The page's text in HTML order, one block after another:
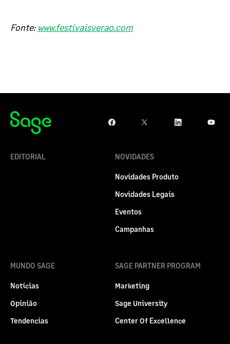
Fonte: www.festivaisverao.com
EDITORIAL NOVIDADES
Novidades Produto
Novidades Legais
Eventos
Campanhas
MUNDO SAGE
Notícias
Opinião
Tendencias
SAGE PARTNER PROGRAM
Marketing
Sage University
Center Of Excellence